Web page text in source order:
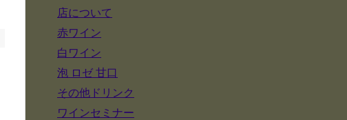
店について
赤ワイン
白ワイン
泡 ロゼ 甘口
その他ドリンク
ワインセミナー